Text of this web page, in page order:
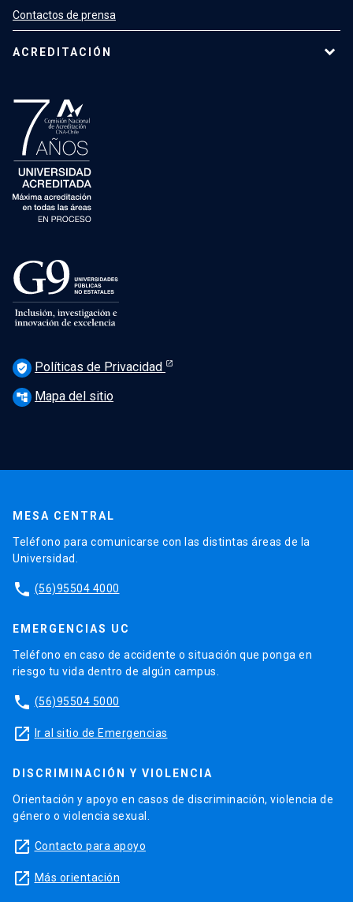
Contactos de prensa
ACREDITACIÓN
verified_user Políticas de Privacidad
account_tree Mapa del sitio
MESA CENTRAL
Teléfono para comunicarse con las distintas áreas de la
Universidad.
phone (56)95504 4000
EMERGENCIAS UC
Teléfono en caso de accidente o situación que ponga en
riesgo tu vida dentro de algún campus.
phone (56)95504 5000
launch Ir al sitio de Emergencias
DISCRIMINACIÓN Y VIOLENCIA
Orientación y apoyo en casos de discriminación, violencia de
género o violencia sexual.
launch Contacto para apoyo
launch Más orientación